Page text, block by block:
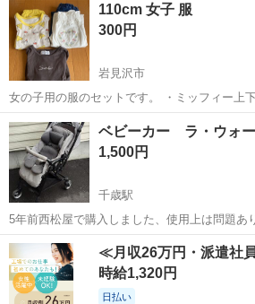
110cm 女子 服
300円
岩見沢市
女の子用の服のセットです。 ・ミッフィー上
ジーンズ ・白いお花柄の可愛いズボン ・長袖トップス 多
はありますが、まだまだ着られます。 まとめ
し場所は岩見沢市内、も...
北海道 岩見沢市
ベビーカー ラ・ウォ
1,500円
千歳駅
5年前西松屋で購入しました、使用上は問題あ
枚目の写真、右手ハンドル部分ドリンクホル
てしまいました。 使いやすく、軽い、と妻も
ました。 フードを被せたときも...
北海道 千歳市 千歳駅 ベビー用品
≪月収26万円・派遣社
時給1,320円
日払い